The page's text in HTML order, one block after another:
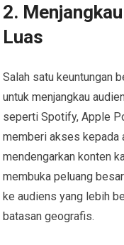
2.
Luas
Salah satu keuntungan
untuk menjangkau
seperti Spotify, Apple
memberi akses kepada
mendengarkan konten
membuka peluang
ke audiens yang lebih
batasan geografis.